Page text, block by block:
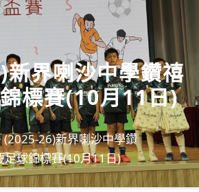
界喇沙中學鑽禧
標賽(10月11日)
(2025-26)新界喇沙中學鑽
足球錦標賽(10月11日)